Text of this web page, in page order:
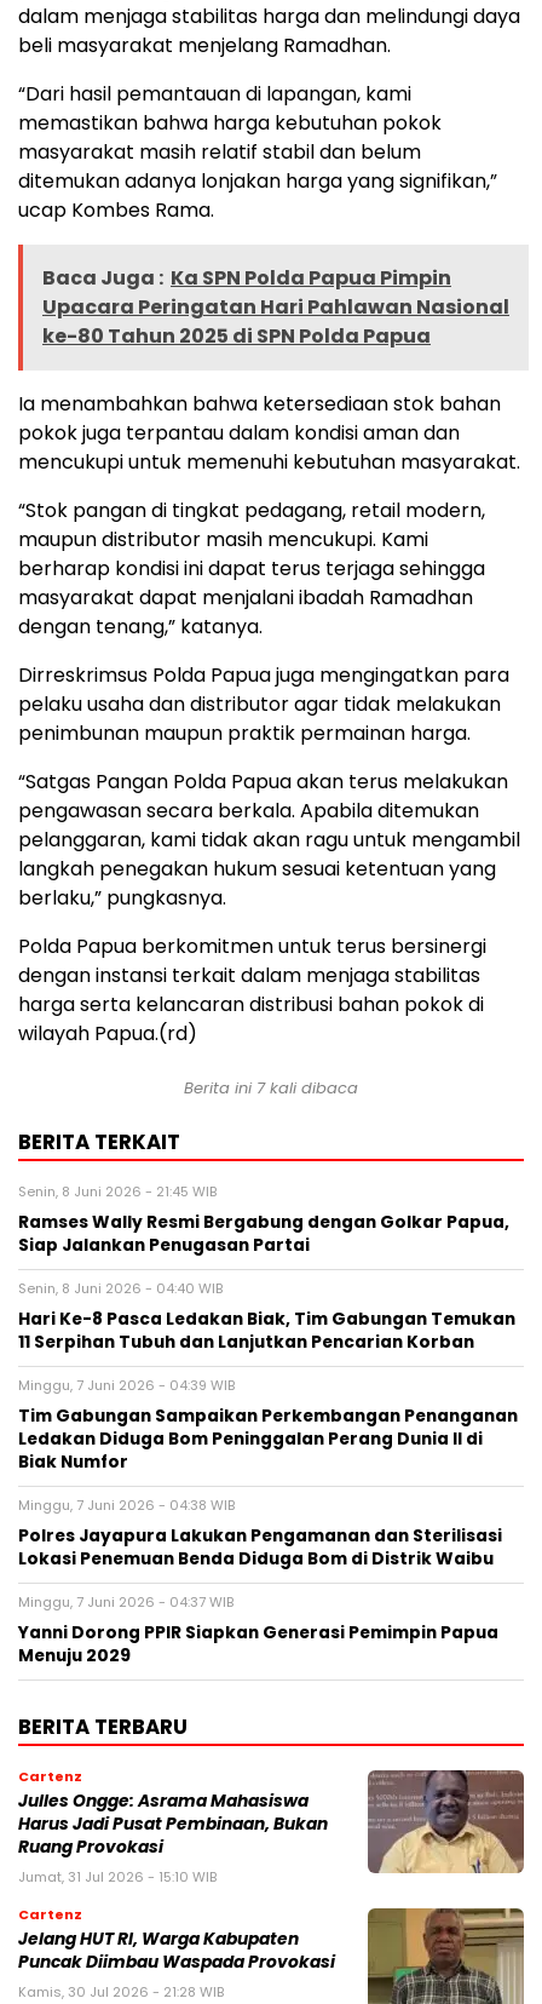
dalam menjaga stabilitas harga dan melindungi daya
beli masyarakat menjelang Ramadhan.
“Dari hasil pemantauan di lapangan, kami
memastikan bahwa harga kebutuhan pokok
masyarakat masih relatif stabil dan belum
ditemukan adanya lonjakan harga yang signifikan,”
ucap Kombes Rama.
Baca Juga : Ka SPN Polda Papua Pimpin
Upacara Peringatan Hari Pahlawan Nasional
ke-80 Tahun 2025 di SPN Polda Papua
Ia menambahkan bahwa ketersediaan stok bahan
pokok juga terpantau dalam kondisi aman dan
mencukupi untuk memenuhi kebutuhan masyarakat.
“Stok pangan di tingkat pedagang, retail modern,
maupun distributor masih mencukupi. Kami
berharap kondisi ini dapat terus terjaga sehingga
masyarakat dapat menjalani ibadah Ramadhan
dengan tenang,” katanya.
Dirreskrimsus Polda Papua juga mengingatkan para
pelaku usaha dan distributor agar tidak melakukan
penimbunan maupun praktik permainan harga.
“Satgas Pangan Polda Papua akan terus melakukan
pengawasan secara berkala. Apabila ditemukan
pelanggaran, kami tidak akan ragu untuk mengambil
langkah penegakan hukum sesuai ketentuan yang
berlaku,” pungkasnya.
Polda Papua berkomitmen untuk terus bersinergi
dengan instansi terkait dalam menjaga stabilitas
harga serta kelancaran distribusi bahan pokok di
wilayah Papua.(rd)
Berita ini 7 kali dibaca
BERITA TERKAIT
Senin, 8 Juni 2026 - 21:45 WIB
Ramses Wally Resmi Bergabung dengan Golkar Papua,
Siap Jalankan Penugasan Partai
Senin, 8 Juni 2026 - 04:40 WIB
Hari Ke-8 Pasca Ledakan Biak, Tim Gabungan Temukan
11 Serpihan Tubuh dan Lanjutkan Pencarian Korban
Minggu, 7 Juni 2026 - 04:39 WIB
Tim Gabungan Sampaikan Perkembangan Penanganan
Ledakan Diduga Bom Peninggalan Perang Dunia II di
Biak Numfor
Minggu, 7 Juni 2026 - 04:38 WIB
Polres Jayapura Lakukan Pengamanan dan Sterilisasi
Lokasi Penemuan Benda Diduga Bom di Distrik Waibu
Minggu, 7 Juni 2026 - 04:37 WIB
Yanni Dorong PPIR Siapkan Generasi Pemimpin Papua
Menuju 2029
BERITA TERBARU
Cartenz
Julles Ongge: Asrama Mahasiswa
Harus Jadi Pusat Pembinaan, Bukan
Ruang Provokasi
Jumat, 31 Jul 2026 - 15:10 WIB
Cartenz
Jelang HUT RI, Warga Kabupaten
Puncak Diimbau Waspada Provokasi
Kamis, 30 Jul 2026 - 21:28 WIB